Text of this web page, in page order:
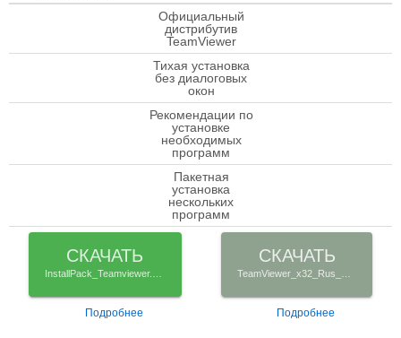
check
Официальный
дистрибутив
TeamViewer
check
Тихая установка
без диалоговых
окон
check
Рекомендации по
установке
необходимых
программ
check
Пакетная
установка
нескольких
программ
СКАЧАТЬ
Подробнее
СКАЧАТЬ
Подробнее